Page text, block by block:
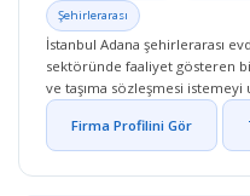
Şehirlerarası
İstanbul Adana şehirlerarası
sektöründe faaliyet gösteren
ve taşıma sözleşmesi istemeyi
Firma Profilini Gör